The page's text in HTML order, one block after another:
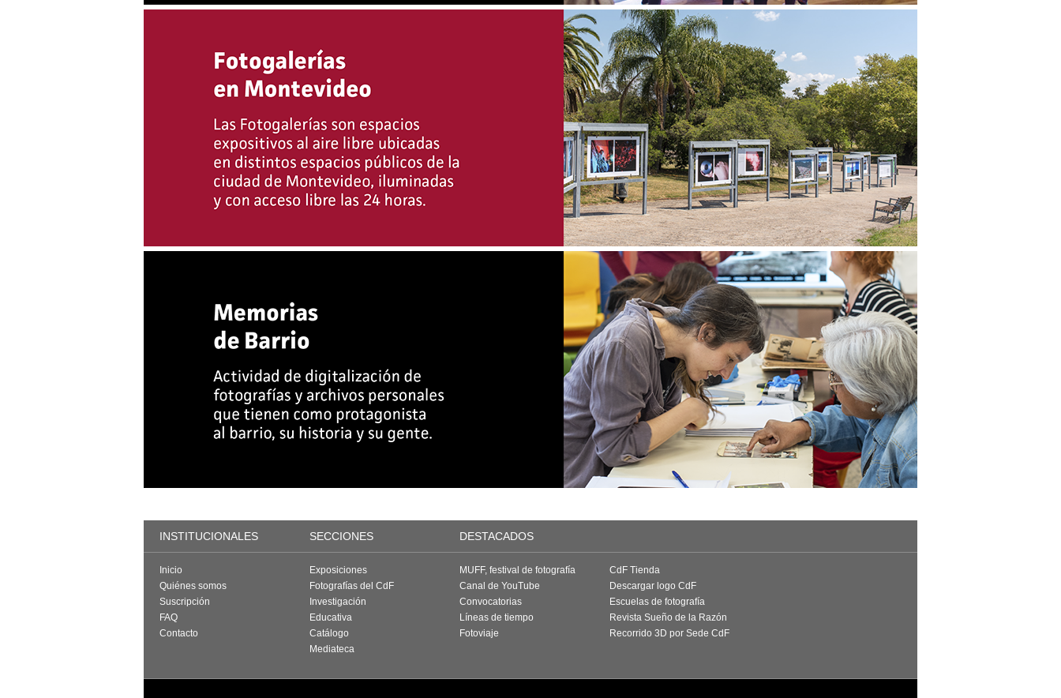
INSTITUCIONALES SECCIONES DESTACADOS
Inicio
Quiénes somos
Suscripción
FAQ
Contacto
Exposiciones
Fotografías del CdF
Investigación
Educativa
Catálogo
Mediateca
MUFF, festival de fotografía
Canal de YouTube
Convocatorias
Líneas de tiempo
Fotoviaje
CdF Tienda
Descargar logo CdF
Escuelas de fotografía
Revista Sueño de la Razón
Recorrido 3D por Sede CdF